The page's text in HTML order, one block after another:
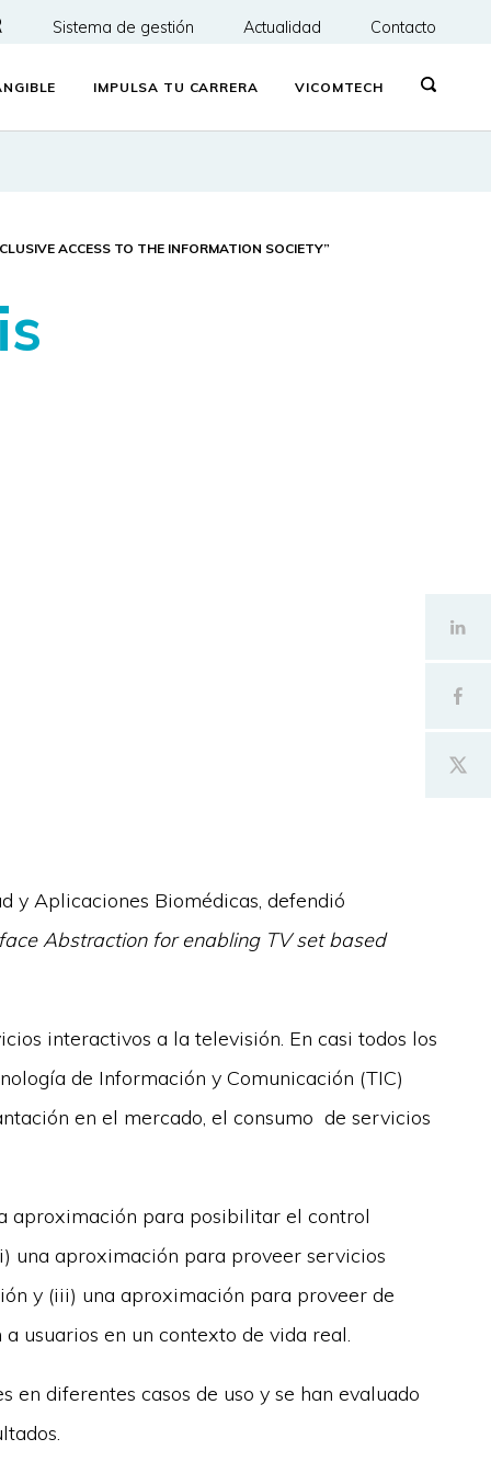
Sistema de gestión Actualidad Contacto
IMPULSA TU CARRERA VICOMTECH
ACCESS TO THE INFORMATION SOCIETY”
y Aplicaciones Biomédicas, defendió
Abstraction for enabling TV set based
interactivos a la televisión. En casi todos los
de Información y Comunicación (TIC)
en el mercado, el consumo de servicios
aproximación para posibilitar el control
una aproximación para proveer servicios
y (iii) una aproximación para proveer de
usuarios en un contexto de vida real.
diferentes casos de uso y se han evaluado